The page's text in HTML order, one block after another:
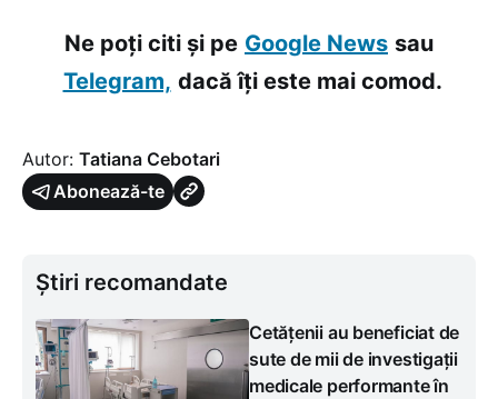
Ne poți citi și pe Google News sau
Telegram, dacă îți este mai comod.
Autor: Tatiana Cebotari
Abonează-te
Știri recomandate
Cetățenii au beneficiat de
sute de mii de investigații
medicale performante în